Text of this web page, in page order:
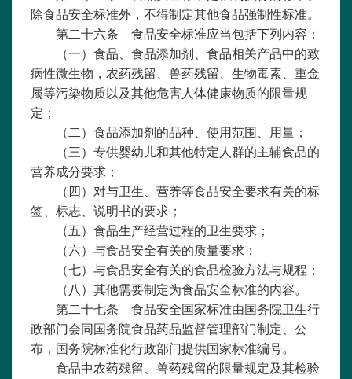
除食品安全标准外，不得制定其他食品强制性标准。
第二十六条 食品安全标准应当包括下列内容：
（一）食品、食品添加剂、食品相关产品中的致
病性微生物，农药残留、兽药残留、生物毒素、重金
属等污染物质以及其他危害人体健康物质的限量规
定；
（二）食品添加剂的品种、使用范围、用量；
（三）专供婴幼儿和其他特定人群的主辅食品的
营养成分要求；
（四）对与卫生、营养等食品安全要求有关的标
签、标志、说明书的要求；
（五）食品生产经营过程的卫生要求；
（六）与食品安全有关的质量要求；
（七）与食品安全有关的食品检验方法与规程；
（八）其他需要制定为食品安全标准的内容。
第二十七条 食品安全国家标准由国务院卫生行
政部门会同国务院食品药品监督管理部门制定、公
布，国务院标准化行政部门提供国家标准编号。
食品中农药残留、兽药残留的限量规定及其检验